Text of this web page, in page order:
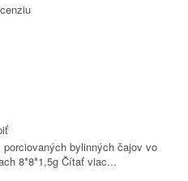
porciovaných bylinných čajov vo
8*8*1,5g Čítať viac...